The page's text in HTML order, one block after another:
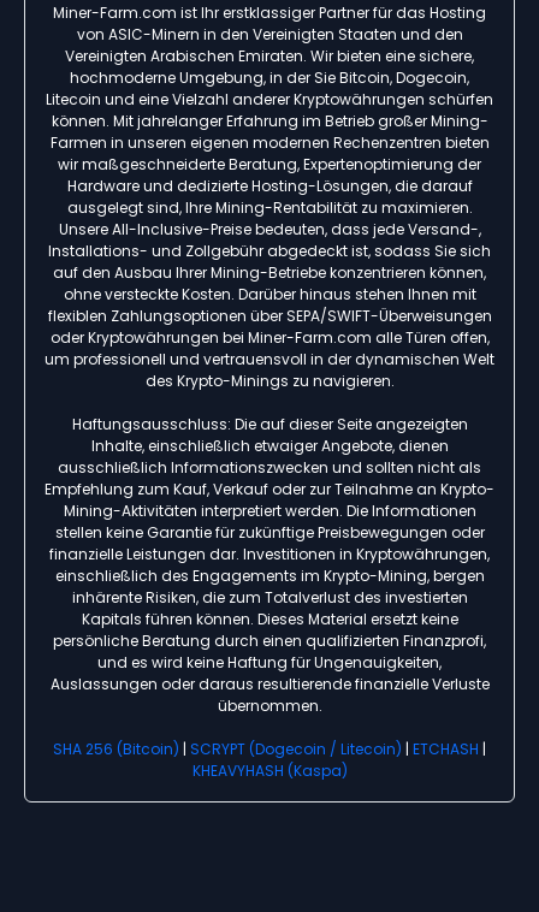
Miner-Farm.com ist Ihr erstklassiger Partner für das Hosting
von ASIC-Minern in den Vereinigten Staaten und den
Vereinigten Arabischen Emiraten. Wir bieten eine sichere,
hochmoderne Umgebung, in der Sie Bitcoin, Dogecoin,
Litecoin und eine Vielzahl anderer Kryptowährungen schürfen
können. Mit jahrelanger Erfahrung im Betrieb großer Mining-
Farmen in unseren eigenen modernen Rechenzentren bieten
wir maßgeschneiderte Beratung, Expertenoptimierung der
Hardware und dedizierte Hosting-Lösungen, die darauf
ausgelegt sind, Ihre Mining-Rentabilität zu maximieren.
Unsere All-Inclusive-Preise bedeuten, dass jede Versand-,
Installations- und Zollgebühr abgedeckt ist, sodass Sie sich
auf den Ausbau Ihrer Mining-Betriebe konzentrieren können,
ohne versteckte Kosten. Darüber hinaus stehen Ihnen mit
flexiblen Zahlungsoptionen über SEPA/SWIFT-Überweisungen
oder Kryptowährungen bei Miner-Farm.com alle Türen offen,
um professionell und vertrauensvoll in der dynamischen Welt
des Krypto-Minings zu navigieren.
Haftungsausschluss: Die auf dieser Seite angezeigten
Inhalte, einschließlich etwaiger Angebote, dienen
ausschließlich Informationszwecken und sollten nicht als
Empfehlung zum Kauf, Verkauf oder zur Teilnahme an Krypto-
Mining-Aktivitäten interpretiert werden. Die Informationen
stellen keine Garantie für zukünftige Preisbewegungen oder
finanzielle Leistungen dar. Investitionen in Kryptowährungen,
einschließlich des Engagements im Krypto-Mining, bergen
inhärente Risiken, die zum Totalverlust des investierten
Kapitals führen können. Dieses Material ersetzt keine
persönliche Beratung durch einen qualifizierten Finanzprofi,
und es wird keine Haftung für Ungenauigkeiten,
Auslassungen oder daraus resultierende finanzielle Verluste
übernommen.
SHA 256 (Bitcoin) | SCRYPT (Dogecoin / Litecoin) | ETCHASH |
KHEAVYHASH (Kaspa)